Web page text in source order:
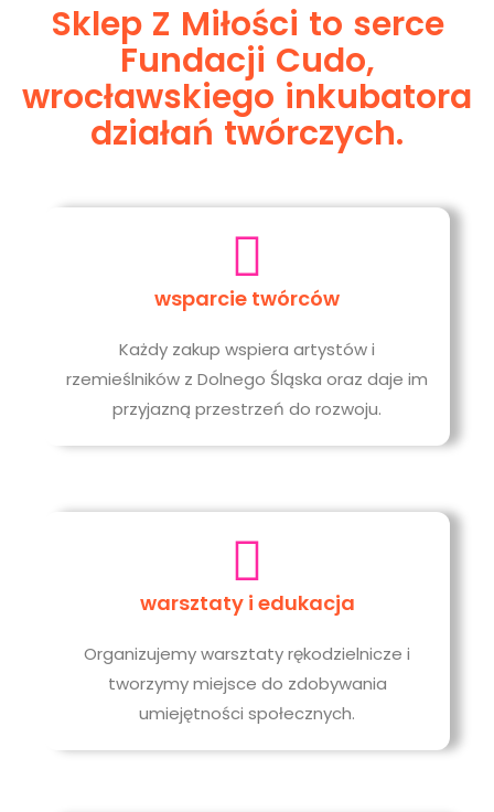
Sklep Z Miłości to serce
Fundacji Cudo,
wrocławskiego inkubatora
działań twórczych.
wsparcie twórców
Każdy zakup wspiera artystów i
rzemieślników z Dolnego Śląska oraz daje im
przyjazną przestrzeń do rozwoju.
warsztaty i edukacja
Organizujemy warsztaty rękodzielnicze i
tworzymy miejsce do zdobywania
umiejętności społecznych.